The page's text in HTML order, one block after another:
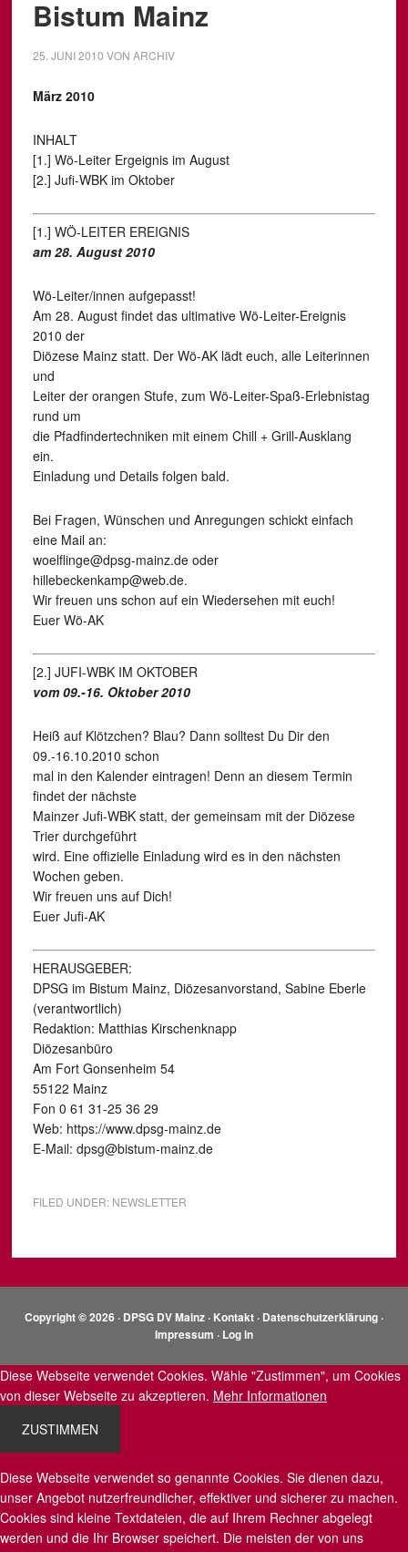
Bistum Mainz
25. JUNI 2010 VON ARCHIV
März 2010
INHALT
[1.] Wö-Leiter Ergeignis im August
[2.] Jufi-WBK im Oktober
[1.] WÖ-LEITER EREIGNIS
am 28. August 2010
Wö-Leiter/innen aufgepasst!
Am 28. August findet das ultimative Wö-Leiter-Ereignis
2010 der
Diözese Mainz statt. Der Wö-AK lädt euch, alle Leiterinnen
und
Leiter der orangen Stufe, zum Wö-Leiter-Spaß-Erlebnistag
rund um
die Pfadfindertechniken mit einem Chill + Grill-Ausklang
ein.
Einladung und Details folgen bald.
Bei Fragen, Wünschen und Anregungen schickt einfach
eine Mail an:
woelflinge@dpsg-mainz.de oder
hillebeckenkamp@web.de.
Wir freuen uns schon auf ein Wiedersehen mit euch!
Euer Wö-AK
[2.] JUFI-WBK IM OKTOBER
vom 09.-16. Oktober 2010
Heiß auf Klötzchen? Blau? Dann solltest Du Dir den
09.-16.10.2010 schon
mal in den Kalender eintragen! Denn an diesem Termin
findet der nächste
Mainzer Jufi-WBK statt, der gemeinsam mit der Diözese
Trier durchgeführt
wird. Eine offizielle Einladung wird es in den nächsten
Wochen geben.
Wir freuen uns auf Dich!
Euer Jufi-AK
HERAUSGEBER:
DPSG im Bistum Mainz, Diözesanvorstand, Sabine Eberle
(verantwortlich)
Redaktion: Matthias Kirschenknapp
Diözesanbüro
Am Fort Gonsenheim 54
55122 Mainz
Fon 0 61 31-25 36 29
Web: https://www.dpsg-mainz.de
E-Mail: dpsg@bistum-mainz.de
FILED UNDER: NEWSLETTER
Copyright © 2026 · DPSG DV Mainz · Kontakt · Datenschutzerklärung ·
Impressum · Log in
Diese Webseite verwendet Cookies. Wähle "Zustimmen", um Cookies
von dieser Webseite zu akzeptieren. Mehr Informationen
ZUSTIMMEN
Diese Webseite verwendet so genannte Cookies. Sie dienen dazu,
unser Angebot nutzerfreundlicher, effektiver und sicherer zu machen.
Cookies sind kleine Textdateien, die auf Ihrem Rechner abgelegt
werden und die Ihr Browser speichert. Die meisten der von uns